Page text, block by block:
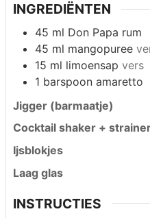
INGREDIËNTEN
45 ml Don Papa rum
45 ml mangopuree
15 ml limoensap vers
1 barspoon amaretto
Jigger (barmaatje)
Cocktail shaker +
Ijsblokjes
Laag glas
INSTRUCTIES